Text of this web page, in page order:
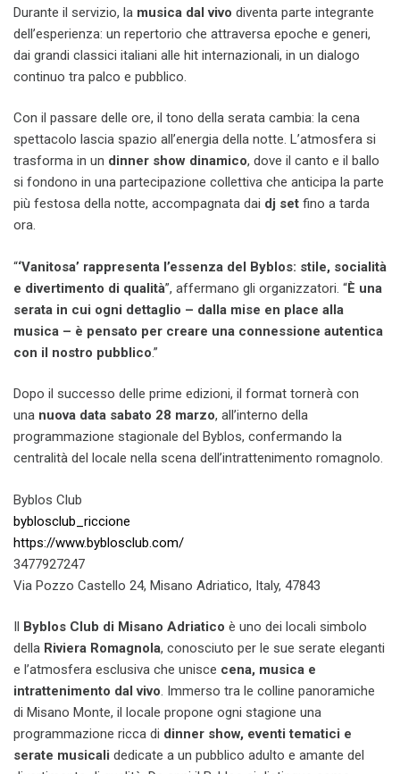
Durante il servizio, la musica dal vivo diventa parte integrante
dell’esperienza: un repertorio che attraversa epoche e generi,
dai grandi classici italiani alle hit internazionali, in un dialogo
continuo tra palco e pubblico.
Con il passare delle ore, il tono della serata cambia: la cena
spettacolo lascia spazio all’energia della notte. L’atmosfera si
trasforma in un dinner show dinamico, dove il canto e il ballo
si fondono in una partecipazione collettiva che anticipa la parte
più festosa della notte, accompagnata dai dj set fino a tarda
ora.
“‘Vanitosa’ rappresenta l’essenza del Byblos: stile, socialità
e divertimento di qualità”, affermano gli organizzatori. “È una
serata in cui ogni dettaglio – dalla mise en place alla
musica – è pensato per creare una connessione autentica
con il nostro pubblico.”
Dopo il successo delle prime edizioni, il format tornerà con
una nuova data sabato 28 marzo, all’interno della
programmazione stagionale del Byblos, confermando la
centralità del locale nella scena dell’intrattenimento romagnolo.
Byblos Club
byblosclub_riccione
https://www.byblosclub.com/
3477927247
Via Pozzo Castello 24, Misano Adriatico, Italy, 47843
Byblos Club di Misano Adriatico è uno dei locali simbolo
della Riviera Romagnola, conosciuto per le sue serate eleganti
e l’atmosfera esclusiva che unisce cena, musica e
intrattenimento dal vivo. Immerso tra le colline panoramiche
di Misano Monte, il locale propone ogni stagione una
programmazione ricca di dinner show, eventi tematici e
serate musicali dedicate a un pubblico adulto e amante del